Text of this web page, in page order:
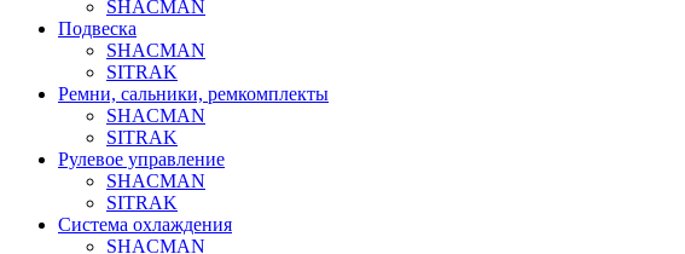
SHACMAN
Подвеска
SHACMAN
SITRAK
Ремни, сальники, ремкомплекты
SHACMAN
SITRAK
Рулевое управление
SHACMAN
SITRAK
Система охлаждения
SHACMAN